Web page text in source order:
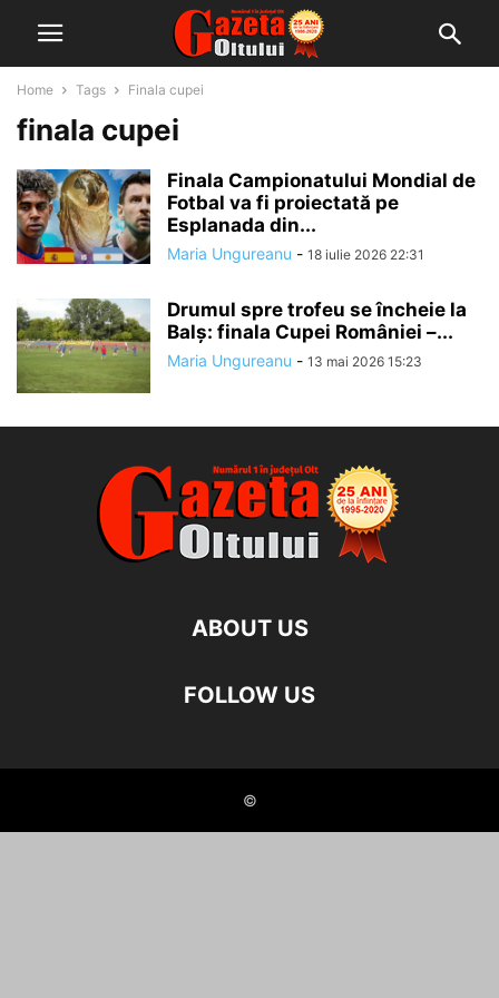
Home Tags Finala cupei
finala cupei
Finala Campionatului Mondial de
Fotbal va fi proiectată pe
Esplanada din...
Maria Ungureanu - 18 iulie 2026 22:31
Drumul spre trofeu se încheie la
Balș: finala Cupei României –...
Maria Ungureanu - 13 mai 2026 15:23
ABOUT US
FOLLOW US
©